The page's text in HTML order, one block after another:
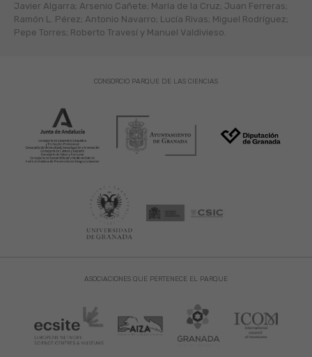
Javier Algarra; Arsenio Cañete; María de la Cruz; Juan Ferreras;
Ramón L. Pérez; Antonio Navarro; Lucía Rivas; Miguel Rodríguez;
Pepe Torres; Roberto Travesí y Manuel Valdivieso.
ASOCIACIONES QUE PERTENECE EL PARQUE
CONSORCIO PARQUE DE LAS CIENCIAS